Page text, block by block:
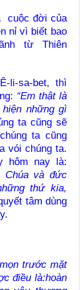
đời của
nỉ vì biết bao
từ Thiên
li-sa-bet, thì
“Em thật là
những gì
ta cũng sẽ
ta cũng
vói chúng ta.
hôm nay là:
Chúa và đức
thứ kia,
tâm dùng
trước mặt
điều là:hoàn